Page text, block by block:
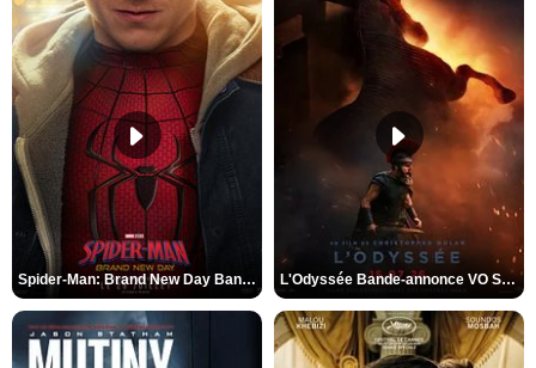
Spider-Man: Brand New Day Bande-annonce VO STFR L'Odyssée Bande-annonce VO STFR